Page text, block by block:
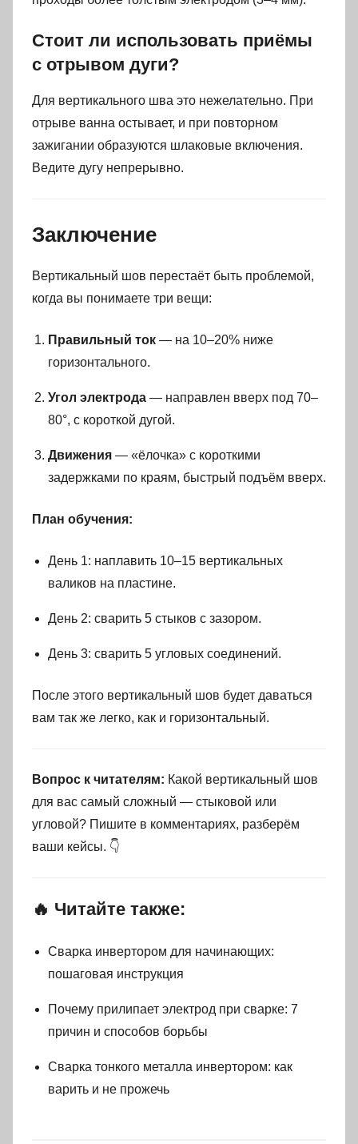
Стоит ли использовать приёмы
с отрывом дуги?
Для вертикального шва это нежелательно. При
отрыве ванна остывает, и при повторном
зажигании образуются шлаковые включения.
Ведите дугу непрерывно.
Заключение
Вертикальный шов перестаёт быть проблемой,
когда вы понимаете три вещи:
Правильный ток — на 10–20% ниже
горизонтального.
Угол электрода — направлен вверх под 70–
80°, с короткой дугой.
Движения — «ёлочка» с короткими
задержками по краям, быстрый подъём вверх.
План обучения:
День 1: наплавить 10–15 вертикальных
валиков на пластине.
День 2: сварить 5 стыков с зазором.
День 3: сварить 5 угловых соединений.
После этого вертикальный шов будет даваться
вам так же легко, как и горизонтальный.
Вопрос к читателям: Какой вертикальный шов
для вас самый сложный — стыковой или
угловой? Пишите в комментариях, разберём
ваши кейсы. 👇
🔥 Читайте также:
Сварка инвертором для начинающих:
пошаговая инструкция
Почему прилипает электрод при сварке: 7
причин и способов борьбы
Сварка тонкого металла инвертором: как
варить и не прожечь